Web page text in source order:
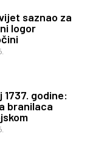
saznao za
logor
godine:
branilaca